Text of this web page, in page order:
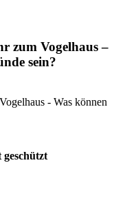
zum Vogelhaus–
sein?